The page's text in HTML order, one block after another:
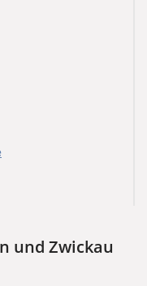
und Zwickau